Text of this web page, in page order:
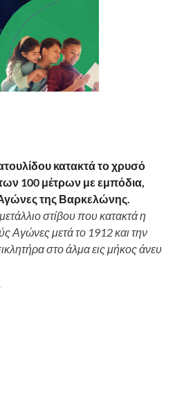
κατακτά το χρυσό
100 μέτρων με εμπόδια,
της Βαρκελώνης.
στίβου που κατακτά η
Αγώνες μετά το 1912 και την
στο άλμα εις μήκος άνευ